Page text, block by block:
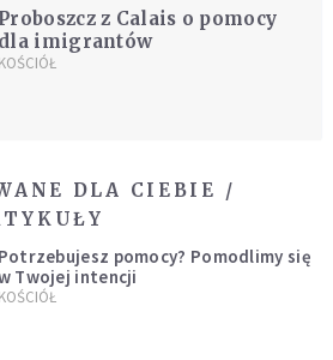
Proboszcz z Calais o pomocy
dla imigrantów
KOŚCIÓŁ
DLA CIEBIE /
Potrzebujesz pomocy? Pomodlimy się
Twojej intencji
KOŚCIÓŁ